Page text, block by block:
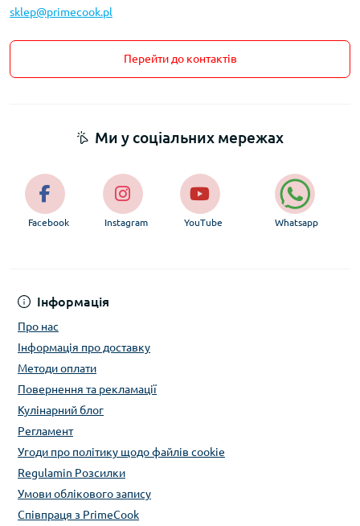
sklep@primecook.pl
Перейти до контактів
Інформація
Про нас
Інформація про доставку
Методи оплати
Повернення та рекламації
Кулінарний блог
Регламент
Угоди про політику щодо файлів cookie
Regulamin Розсилки
Умови облікового запису
Співпраця з PrimeCook
Ми у соціальних мережах
Facebook Instagram YouTube Whatsapp